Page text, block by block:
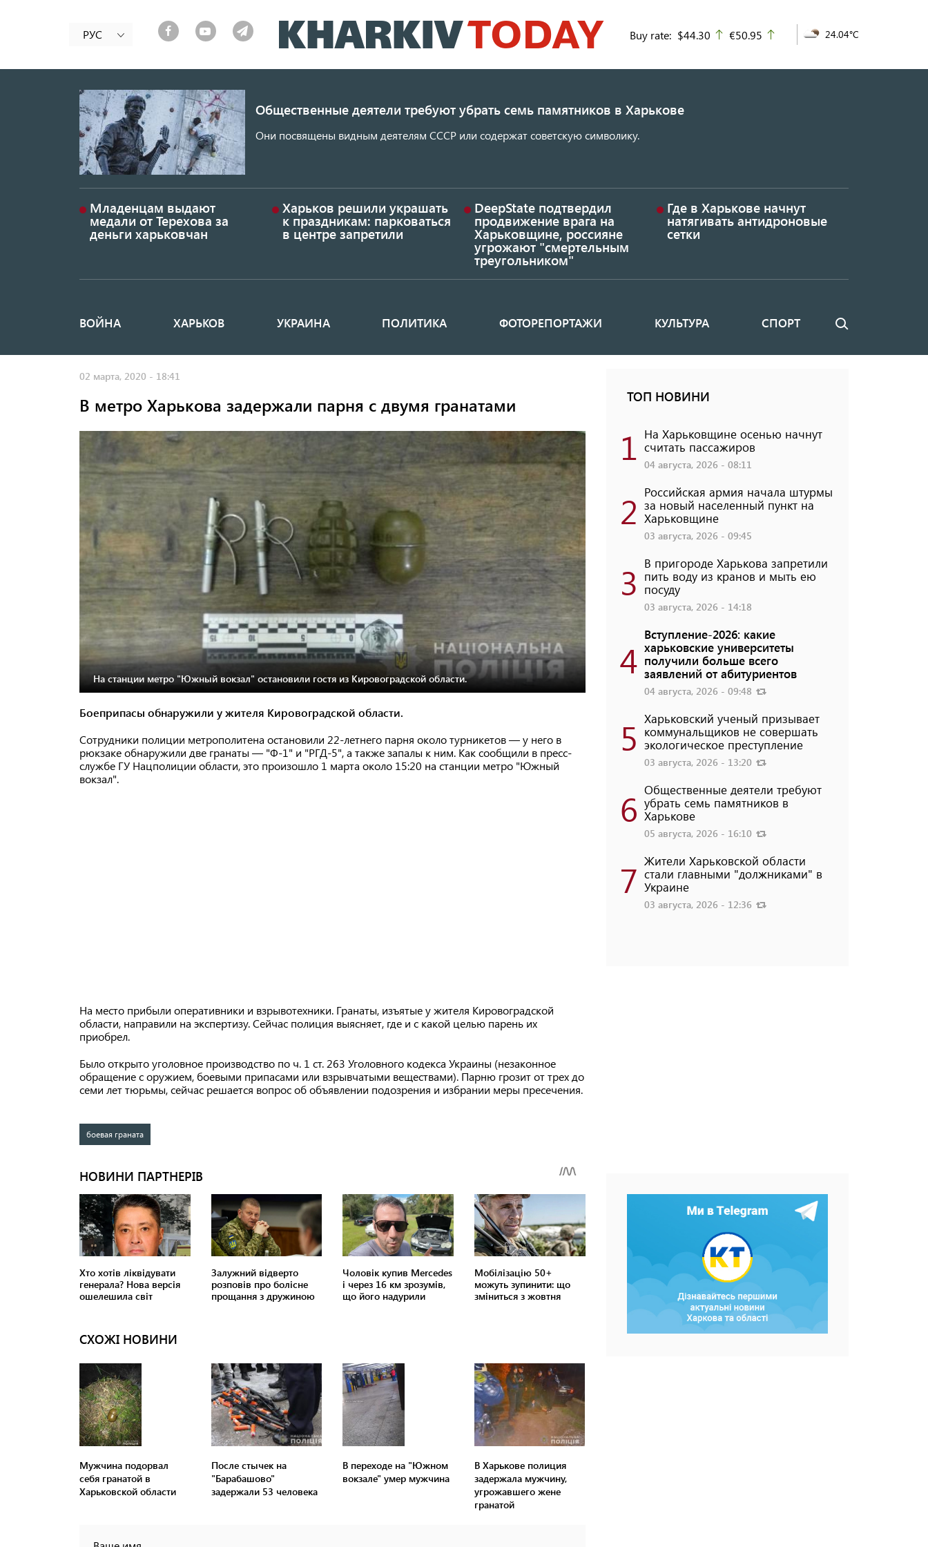
к
основному
РУС Buy rate: $44.30 up
€50.95 24.04°C
Общественные деятели требуют убрать семь памятников в Харькове
Они посвящены видным деятелям СССР или содержат советскую символику.
Младенцам выдают
медали от Терехова за
деньги харьковчан
Харьков решили украшать
к праздникам: парковаться
в центре запретили
DeepState подтвердил
продвижение врага на
Харьковщине, россияне
угрожают "смертельным
треугольником"
Где в Харькове начнут
натягивать антидроновые
сетки
Основная
ВОЙНА ХАРЬКОВ УКРАИНА ПОЛИТИКА ФОТОРЕПОРТАЖИ КУЛЬТУРА СПОРТ Поиск
02 марта, 2020 - 18:41
В метро Харькова задержали парня с двумя гранатами
На станции метро "Южный вокзал" остановили гостя из Кировоградской области.
Боеприпасы обнаружили у жителя Кировоградской области.
Сотрудники полиции метрополитена остановили 22-летнего парня около турникетов — у него в
рюкзаке обнаружили две гранаты — "Ф-1" и "РГД-5", а также запалы к ним. Как сообщили в пресс-
службе ГУ Нацполиции области, это произошло 1 марта около 15:20 на станции метро "Южный
вокзал".
На место прибыли оперативники и взрывотехники. Гранаты, изъятые у жителя Кировоградской
области, направили на экспертизу. Сейчас полиция выясняет, где и с какой целью парень их
приобрел.
Было открыто уголовное производство по ч. 1 ст. 263 Уголовного кодекса Украины (незаконное
обращение с оружием, боевыми припасами или взрывчатыми веществами). Парню грозит от трех до
семи лет тюрьмы, сейчас решается вопрос об объявлении подозрения и избрании меры пресечения.
боевая граната
СХОЖІ НОВИНИ
Мужчина подорвал
себя гранатой в
Харьковской области
После стычек на
"Барабашово"
задержали 53 человека
В переходе на "Южном
вокзале" умер мужчина
В Харькове полиция
задержала мужчину,
угрожавшего жене
гранатой
ТОП НОВИНИ
1 На Харьковщине осенью начнут
считать пассажиров
04 августа, 2026 - 08:11
2 Российская армия начала штурмы
за новый населенный пункт на
Харьковщине
03 августа, 2026 - 09:45
3 В пригороде Харькова запретили
пить воду из кранов и мыть ею
посуду
03 августа, 2026 - 14:18
4
Вступление-2026: какие
харьковские университеты
получили больше всего
заявлений от абитуриентов
04 августа, 2026 - 09:48
5 Харьковский ученый призывает
коммунальщиков не совершать
экологическое преступление
03 августа, 2026 - 13:20
6 Общественные деятели требуют
убрать семь памятников в
Харькове
05 августа, 2026 - 16:10
7 Жители Харьковской области
стали главными "должниками" в
Украине
03 августа, 2026 - 12:36